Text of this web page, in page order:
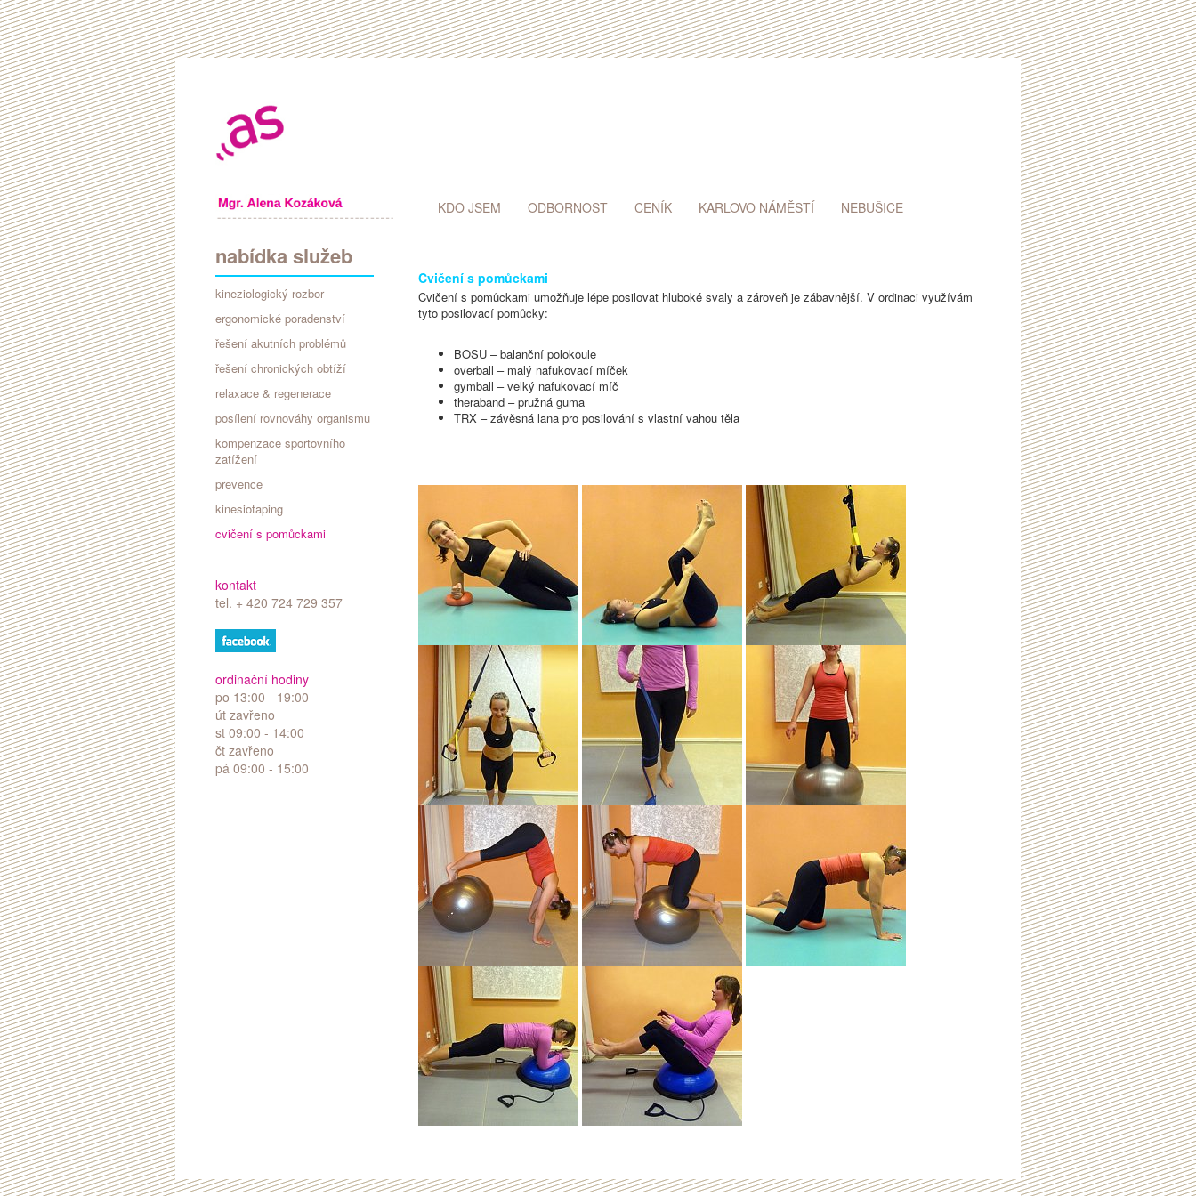
KDO JSEM ODBORNOST CENÍK KARLOVO NÁMĚSTÍ NEBUŠICE
Cvičení s pomůckami
Cvičení s pomůckami umožňuje lépe posilovat hluboké svaly a zároveň je zábavnější. V ordinaci využívám
tyto posilovací pomůcky:
BOSU – balanční polokoule
overball – malý nafukovací míček
gymball – velký nafukovací míč
theraband – pružná guma
TRX – závěsná lana pro posilování s vlastní vahou těla
nabídka služeb
kineziologický rozbor
ergonomické poradenství
řešení akutních problémů
řešení chronických obtíží
relaxace & regenerace
posílení rovnováhy organismu
kompenzace sportovního
zatížení
prevence
kinesiotaping
cvičení s pomůckami
kontakt
tel. + 420 724 729 357
ordinační hodiny
po 13:00 - 19:00
út zavřeno
st 09:00 - 14:00
čt zavřeno
pá 09:00 - 15:00